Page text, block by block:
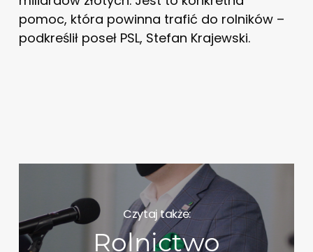
pomoc, która powinna trafić do rolników –
podkreślił poseł PSL, Stefan Krajewski.
Czytaj także:
Rolnictwo